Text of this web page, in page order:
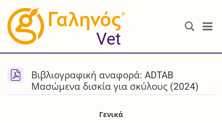
®
Vet
Βιβλιογραφική αναφορά: ADTAB
Μασώμενα δισκία για σκύλους (2024)
Γενικά